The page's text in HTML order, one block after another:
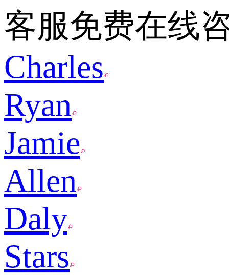
客服免费在线
Charles
Ryan
Jamie
Allen
Daly
Stars